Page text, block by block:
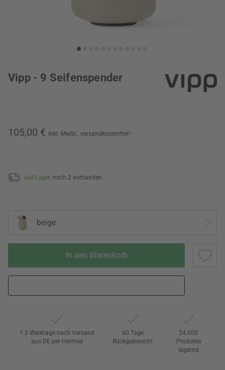
Vipp - 9 Seifenspender
105,00 € inkl. MwSt., versandkostenfrei*
Auf Lager, noch 2 vorhanden
beige
In den Warenkorb
1-3 Werktage nach Versand
aus DE per Hermes
60 Tage
Rückgaberecht
24.000
Produkte
lagernd